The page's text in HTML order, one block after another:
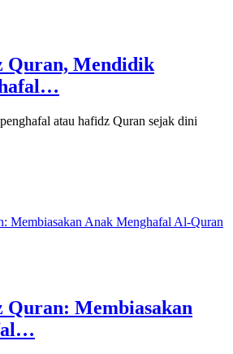
Quran, Mendidik
atau hafidz Quran sejak dini
Quran: Membiasakan